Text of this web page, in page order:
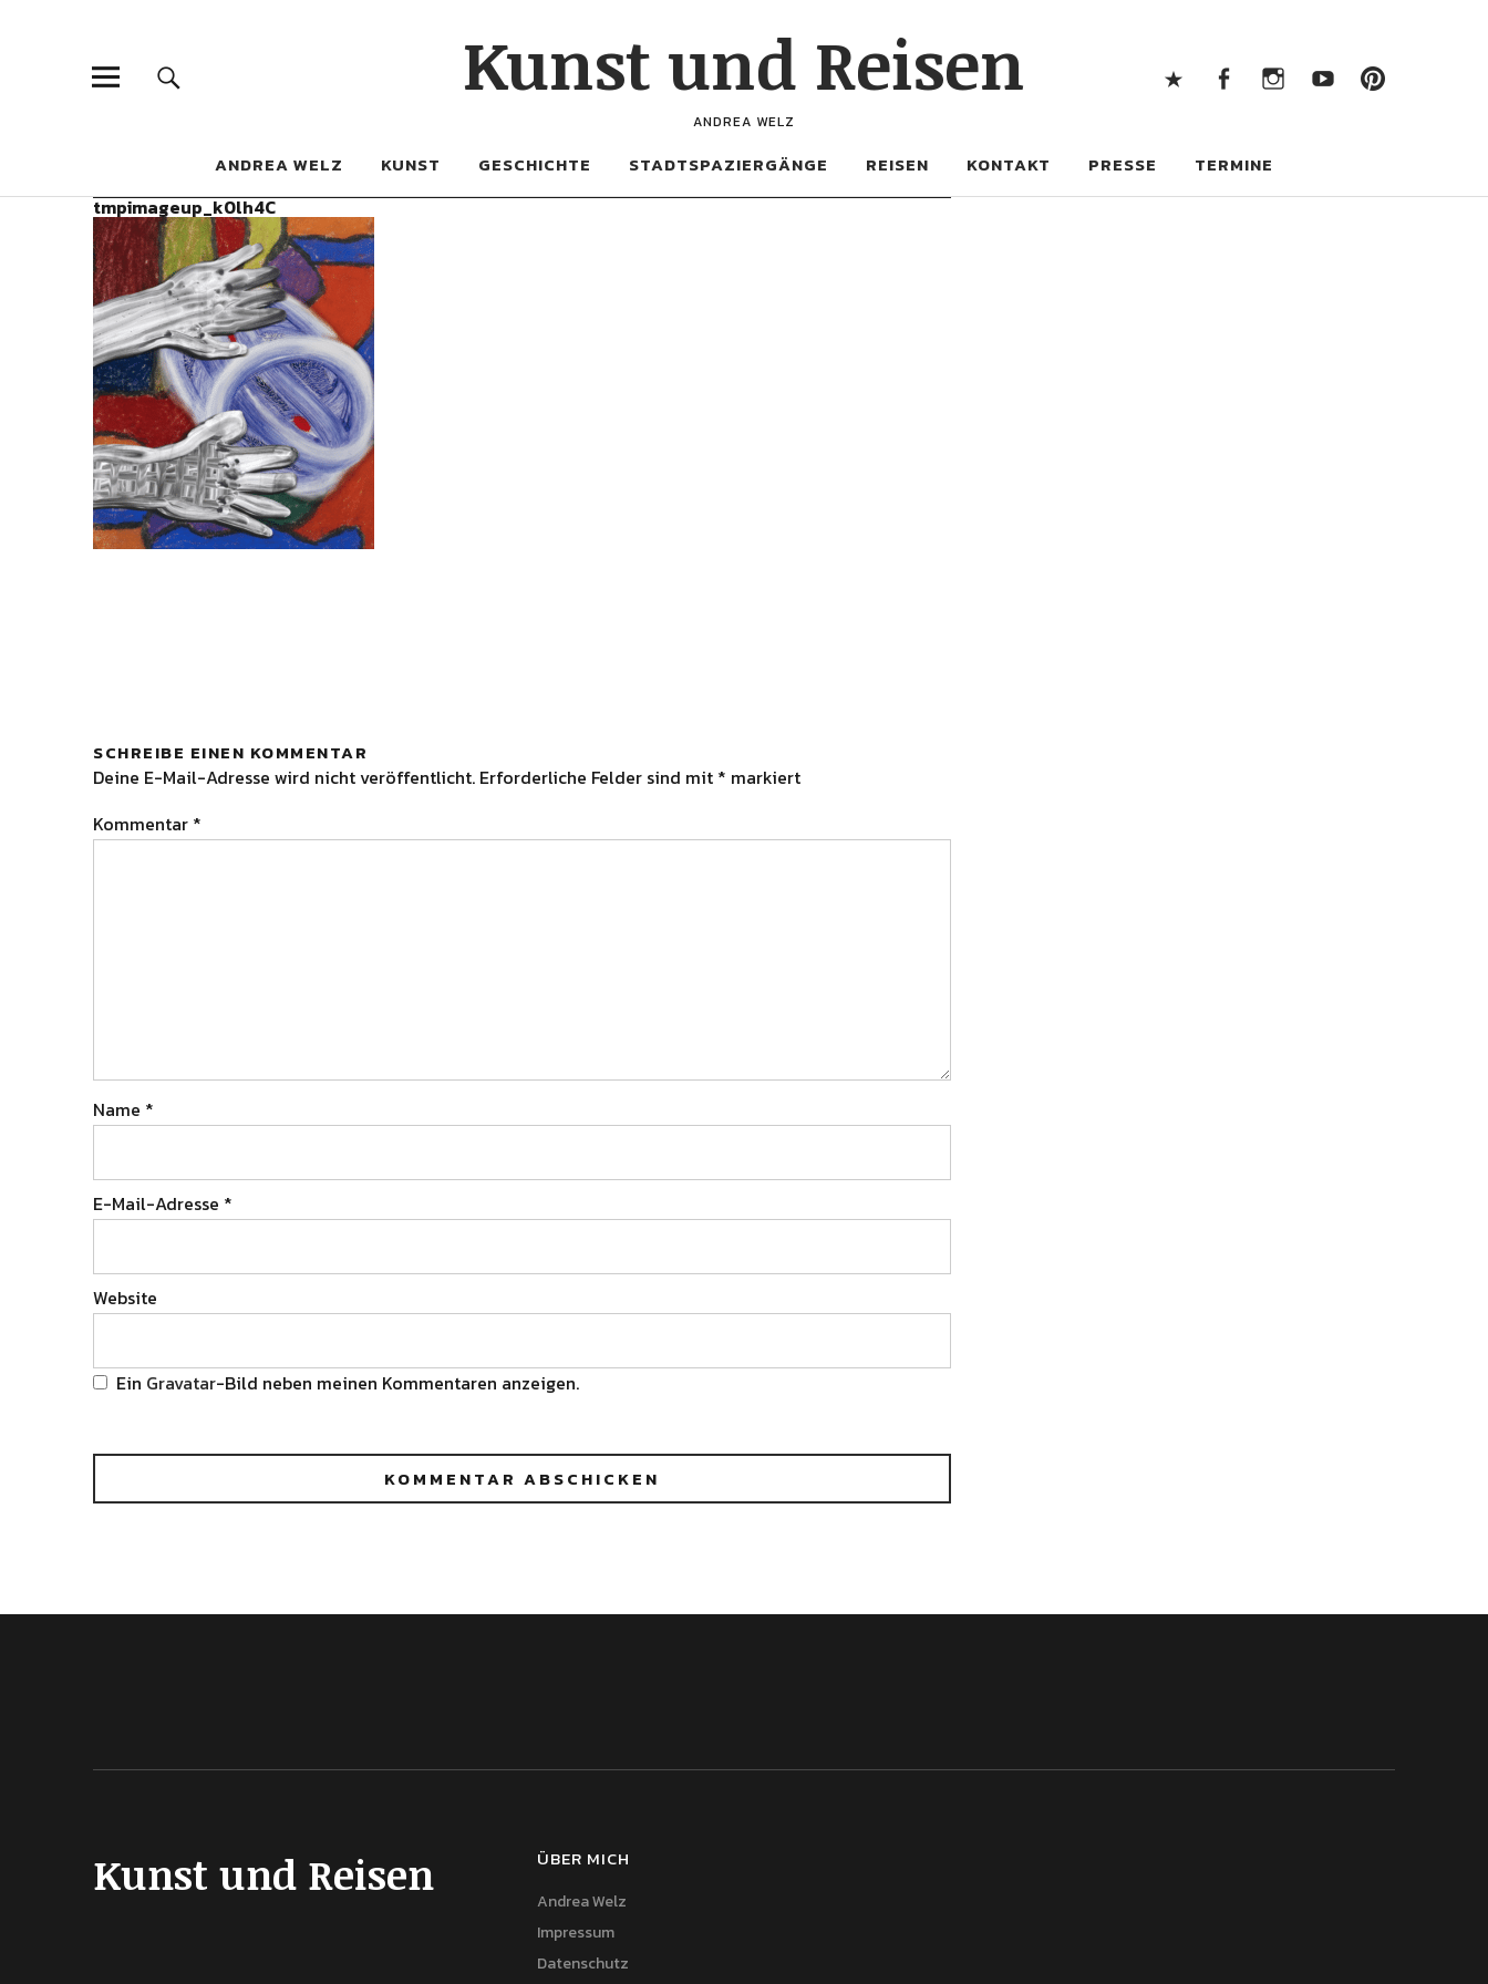
Kunst und Reisen
ANDREA WELZ
ANDREA WELZ KUNST GESCHICHTE STADTSPAZIERGÄNGE REISEN KONTAKT PRESSE TERMINE
tmpimageup_k0lh4C
SCHREIBE EINEN KOMMENTAR
Deine E-Mail-Adresse wird nicht veröffentlicht. Erforderliche Felder sind mit * markiert
Kommentar *
Name *
E-Mail-Adresse *
Website
Ein Gravatar-Bild neben meinen Kommentaren anzeigen.
Kunst und Reisen ÜBER MICH
Andrea Welz
Impressum
Datenschutz